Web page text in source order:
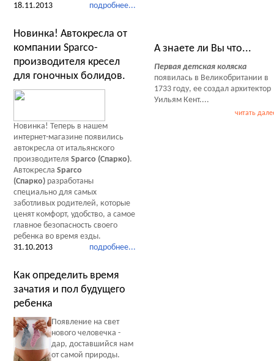
А знаете ли Вы что...
Первая детская коляска
появилась в Великобритании в
1733 году, ее создал архитектор
Уильям Кент....
читать
подробнее...
18.11.2013
Новинка! Автокресла от
компании Sparco-
производителя кресел
для гоночных болидов.
Новинка! Теперь в нашем
интернет-магазине появились
автокресла от итальянского
производителя Sparco (Спарко).
Автокресла Sparco
(Спарко) разработаны
специально для самых
заботливых родителей, которые
ценят комфорт, удобство, а самое
главное безопасность своего
ребенка во время езды.
подробнее...
31.10.2013
Как определить время
зачатия и пол будущего
ребенка
Появление на свет
нового человечка -
дар, доставшийся нам
от самой природы.